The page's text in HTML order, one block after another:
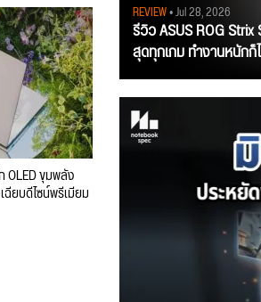
REVIEW• Jul 28, 2026
รีวิว ASUS ROG
สุดทุกเกม ทำงานหนักก็
OLED ขุมพลัง
ฉียบดีไซน์พรีเมียม